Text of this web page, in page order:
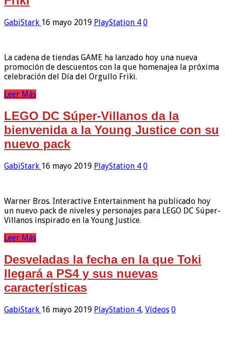
GabiStark 16 mayo 2019 PlayStation 4 0
La cadena de tiendas GAME ha lanzado hoy una nueva
promoción de descuentos con la que homenajea la próxima
celebración del Día del Orgullo Friki.
Leer Más
LEGO DC Súper-Villanos da la
bienvenida a la Young Justice con su
nuevo pack
GabiStark 16 mayo 2019 PlayStation 4 0
Warner Bros. Interactive Entertainment ha publicado hoy
un nuevo pack de niveles y personajes para LEGO DC Súper-
Villanos inspirado en la Young Justice.
Leer Más
Desveladas la fecha en la que Toki
llegará a PS4 y sus nuevas
características
GabiStark 16 mayo 2019 PlayStation 4, Vídeos 0